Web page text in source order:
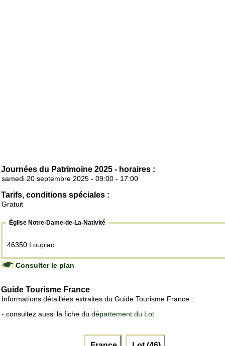
Journées du Patrimoine 2025 - horaires :
samedi 20 septembre 2025 - 09:00 - 17:00
Tarifs, conditions spéciales :
Gratuit
Église Notre-Dame-de-La-Nativité
46350 Loupiac
Consulter le plan
Guide Tourisme France
Informations détaillées extraites du Guide Tourisme France :
- consultez aussi la fiche du département du Lot